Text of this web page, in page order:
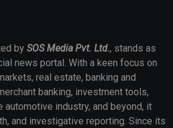
by SOS Media Pvt. Ltd., stands as
news portal. With a keen focus on
real estate, banking and
banking, investment tools,
automotive industry, and beyond, it
and investigative reporting. Since its